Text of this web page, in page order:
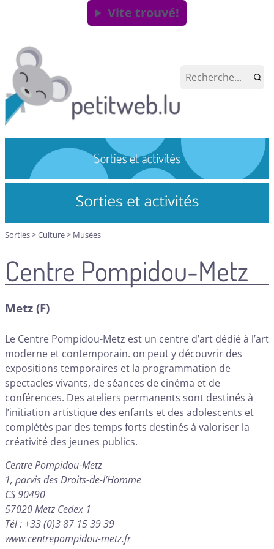
Vite trouvé!
Sorties>Culture> Musées
Centre Pompidou-Metz
Metz (F)
Le Centre Pompidou-Metz est un centre d’art dédié à l’art
moderne et contemporain. on peut y découvrir des
expositions temporaires et la programmation de
spectacles vivants, de séances de cinéma et de
conférences. Des ateliers permanents sont destinés à
l’initiation artistique des enfants et des adolescents et
complétés par des temps forts destinés à valoriser la
créativité des jeunes publics.
Centre Pompidou-Metz
1, parvis des Droits-de-l’Homme
CS 90490
57020 Metz Cedex 1
Tél : +33 (0)3 87 15 39 39
www.centrepompidou-metz.fr